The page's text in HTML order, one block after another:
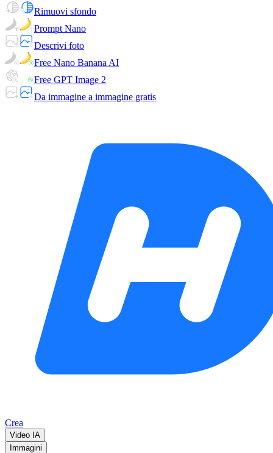
Rimuovi sfondo
Prompt Nano
Descrivi foto
Free Nano Banana AI
Free GPT Image 2
Da immagine a immagine gratis
Crea
Video IA
Immagini